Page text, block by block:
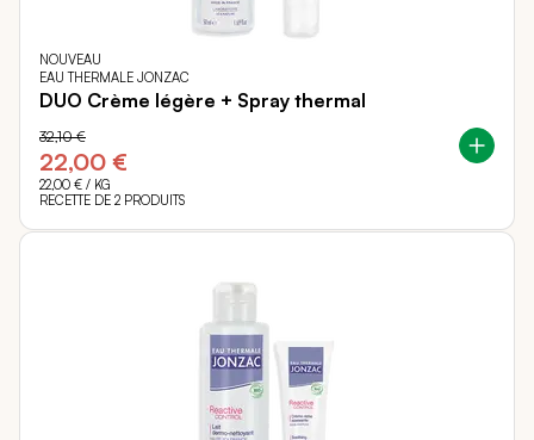
NOUVEAU
EAU THERMALE JONZAC
DUO Crème légère + Spray thermal
22,00 €
32,10 €
22,00 € / KG
RECETTE DE 2 PRODUITS